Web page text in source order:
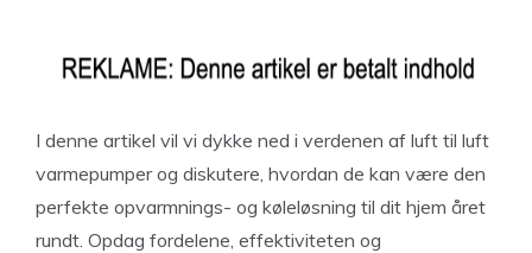
I denne artikel vil vi dykke ned i verdenen af luft til luft
varmepumper og diskutere, hvordan de kan være den
perfekte opvarmnings- og køleløsning til dit hjem året
rundt. Opdag fordelene, effektiviteten og